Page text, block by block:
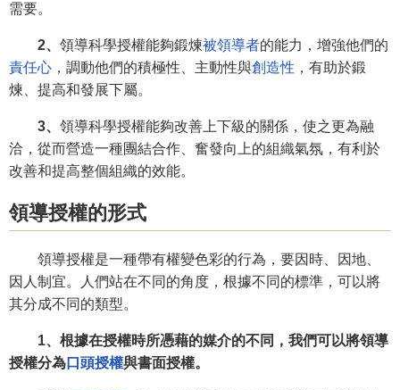
需要。
2、 領導科學授權能夠鍛煉被領導者的能力，增強他們的
責任心 ，調動他們的積極性、主動性與創造性 ，有助於鍛
煉、提高和發展下屬。
3、 領導科學授權能夠改善上下級的關係，使之更為融
洽，從而營造一種團結合作、奮發向上的組織氣氛，有利於
改善和提高整個組織的效能。
領導授權的形式
領導授權是一種帶有權變色彩的行為，要因時、因地、
因人制宜。人們站在不同的角度，根據不同的標準，可以將
其分成不同的類型。
1、根據在授權時所憑藉的媒介的不同，我們可以將領導
授權分為口頭授權與書面授權。